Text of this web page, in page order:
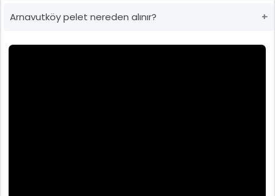
Arnavutköy pelet nereden alınır?